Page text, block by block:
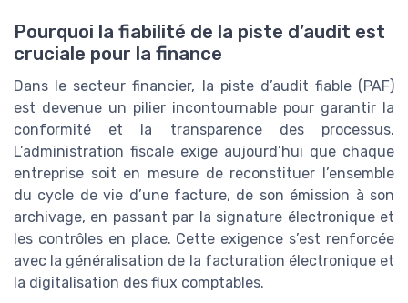
Pourquoi la fiabilité de la piste d’audit est
cruciale pour la finance
Dans le secteur financier, la piste d’audit fiable (PAF)
est devenue un pilier incontournable pour garantir la
conformité et la transparence des processus.
L’administration fiscale exige aujourd’hui que chaque
entreprise soit en mesure de reconstituer l’ensemble
du cycle de vie d’une facture, de son émission à son
archivage, en passant par la signature électronique et
les contrôles en place. Cette exigence s’est renforcée
avec la généralisation de la facturation électronique et
la digitalisation des flux comptables.